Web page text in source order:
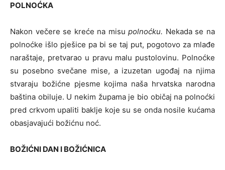
POLNOĆKA
Nakon večere se kreće na misupolnoćku. Nekada se na
polnoćke išlo pješice pa bi se taj put, pogotovo za mlađe
naraštaje, pretvarao u pravu malu pustolovinu. Polnoćke
su posebno svečane mise, a izuzetan ugođaj na njima
stvaraju božićne pjesme kojima naša hrvatska narodna
baština obiluje. U nekim župama je bio običaj na polnoćki
pred crkvom upaliti baklje koje su se onda nosile kućama
obasjavajući božićnu noć.
BOŽIĆNI DAN I BOŽIĆNICA